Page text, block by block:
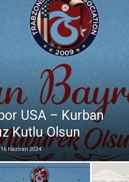
USA – Kurban
Kutlu Olsun
16 Haziran 2024